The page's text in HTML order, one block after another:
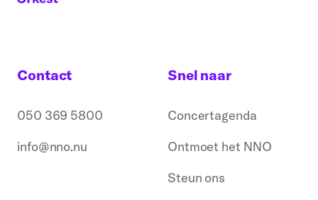
Contact
050 369 5800
info@nno.nu
Snel naar
Concertagenda
Ontmoet het NNO
Steun ons